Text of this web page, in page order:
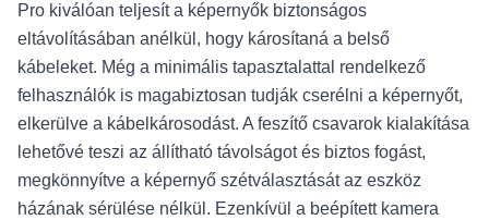
Pro kiválóan teljesít a képernyők biztonságos
eltávolításában anélkül, hogy károsítaná a belső
kábeleket. Még a minimális tapasztalattal rendelkező
felhasználók is magabiztosan tudják cserélni a képernyőt,
elkerülve a kábelkárosodást. A feszítő csavarok kialakítása
lehetővé teszi az állítható távolságot és biztos fogást,
megkönnyítve a képernyő szétválasztását az eszköz
házának sérülése nélkül. Ezenkívül a beépített kamera